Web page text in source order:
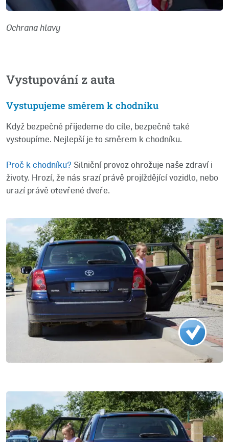
Ochrana hlavy
Vystupování z auta
Vystupujeme směrem k chodníku
Když bezpečně přijedeme do cíle, bezpečně také
vystoupíme. Nejlepší je to směrem k chodníku.
Proč k chodníku? Silniční provoz ohrožuje naše zdraví i
životy. Hrozí, že nás srazí právě projíždějící vozidlo, nebo
urazí právě otevřené dveře.